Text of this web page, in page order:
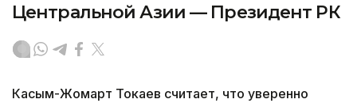
Центральной Азии — Президент РК
Касым-Жомарт Токаев считает, что уверенно